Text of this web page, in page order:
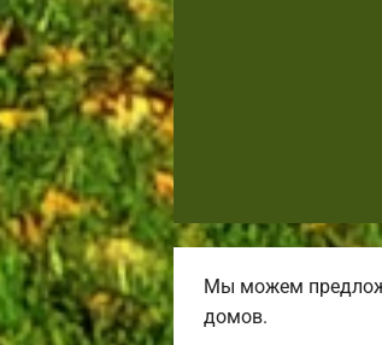
Мы можем
домов.